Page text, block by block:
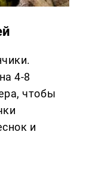
4-8
чтобы
и